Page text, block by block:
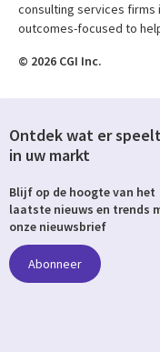
consulting services firms
outcomes-focused to
© 2026 CGI Inc.
Ontdek wat er
in uw markt
Blijf op de hoogte van het
laatste nieuws en trends
onze nieuwsbrief
Abonneer